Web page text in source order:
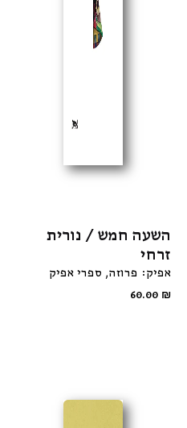
השעה חמש / נורית
זרחי
אפיק: פרוזה ספרי אפיק
60.00 ₪